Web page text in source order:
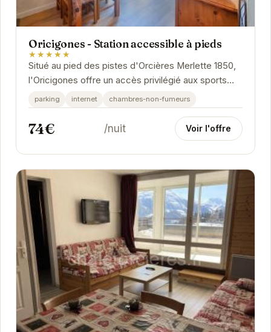
Oricigones - Station accessible à pieds
★★★★★
Situé au pied des pistes d'Orcières Merlette 1850,
l'Oricigones offre un accès privilégié aux sports
d'hiver et aux activités de montagne. Avec...
parking internet chambres-non-fumeurs
74€ /nuit Voir l'offre